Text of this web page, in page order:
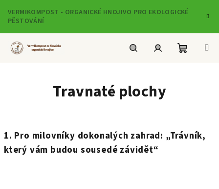
obsah
VERMIKOMPOST - ORGANICKÉ HNOJIVO PRO EKOLOGICKÉ
PĚSTOVÁNÍ
Travnaté plochy
1. Pro milovníky dokonalých zahrad: „Trávník,
který vám budou sousedé závidět“